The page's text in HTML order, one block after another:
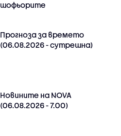
шофьорите
Прогноза за времето
(06.08.2026 - сутрешна)
Новините на NOVA
(06.08.2026 - 7.00)